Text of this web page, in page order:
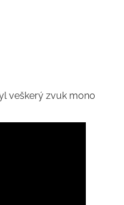
veškerý zvuk mono